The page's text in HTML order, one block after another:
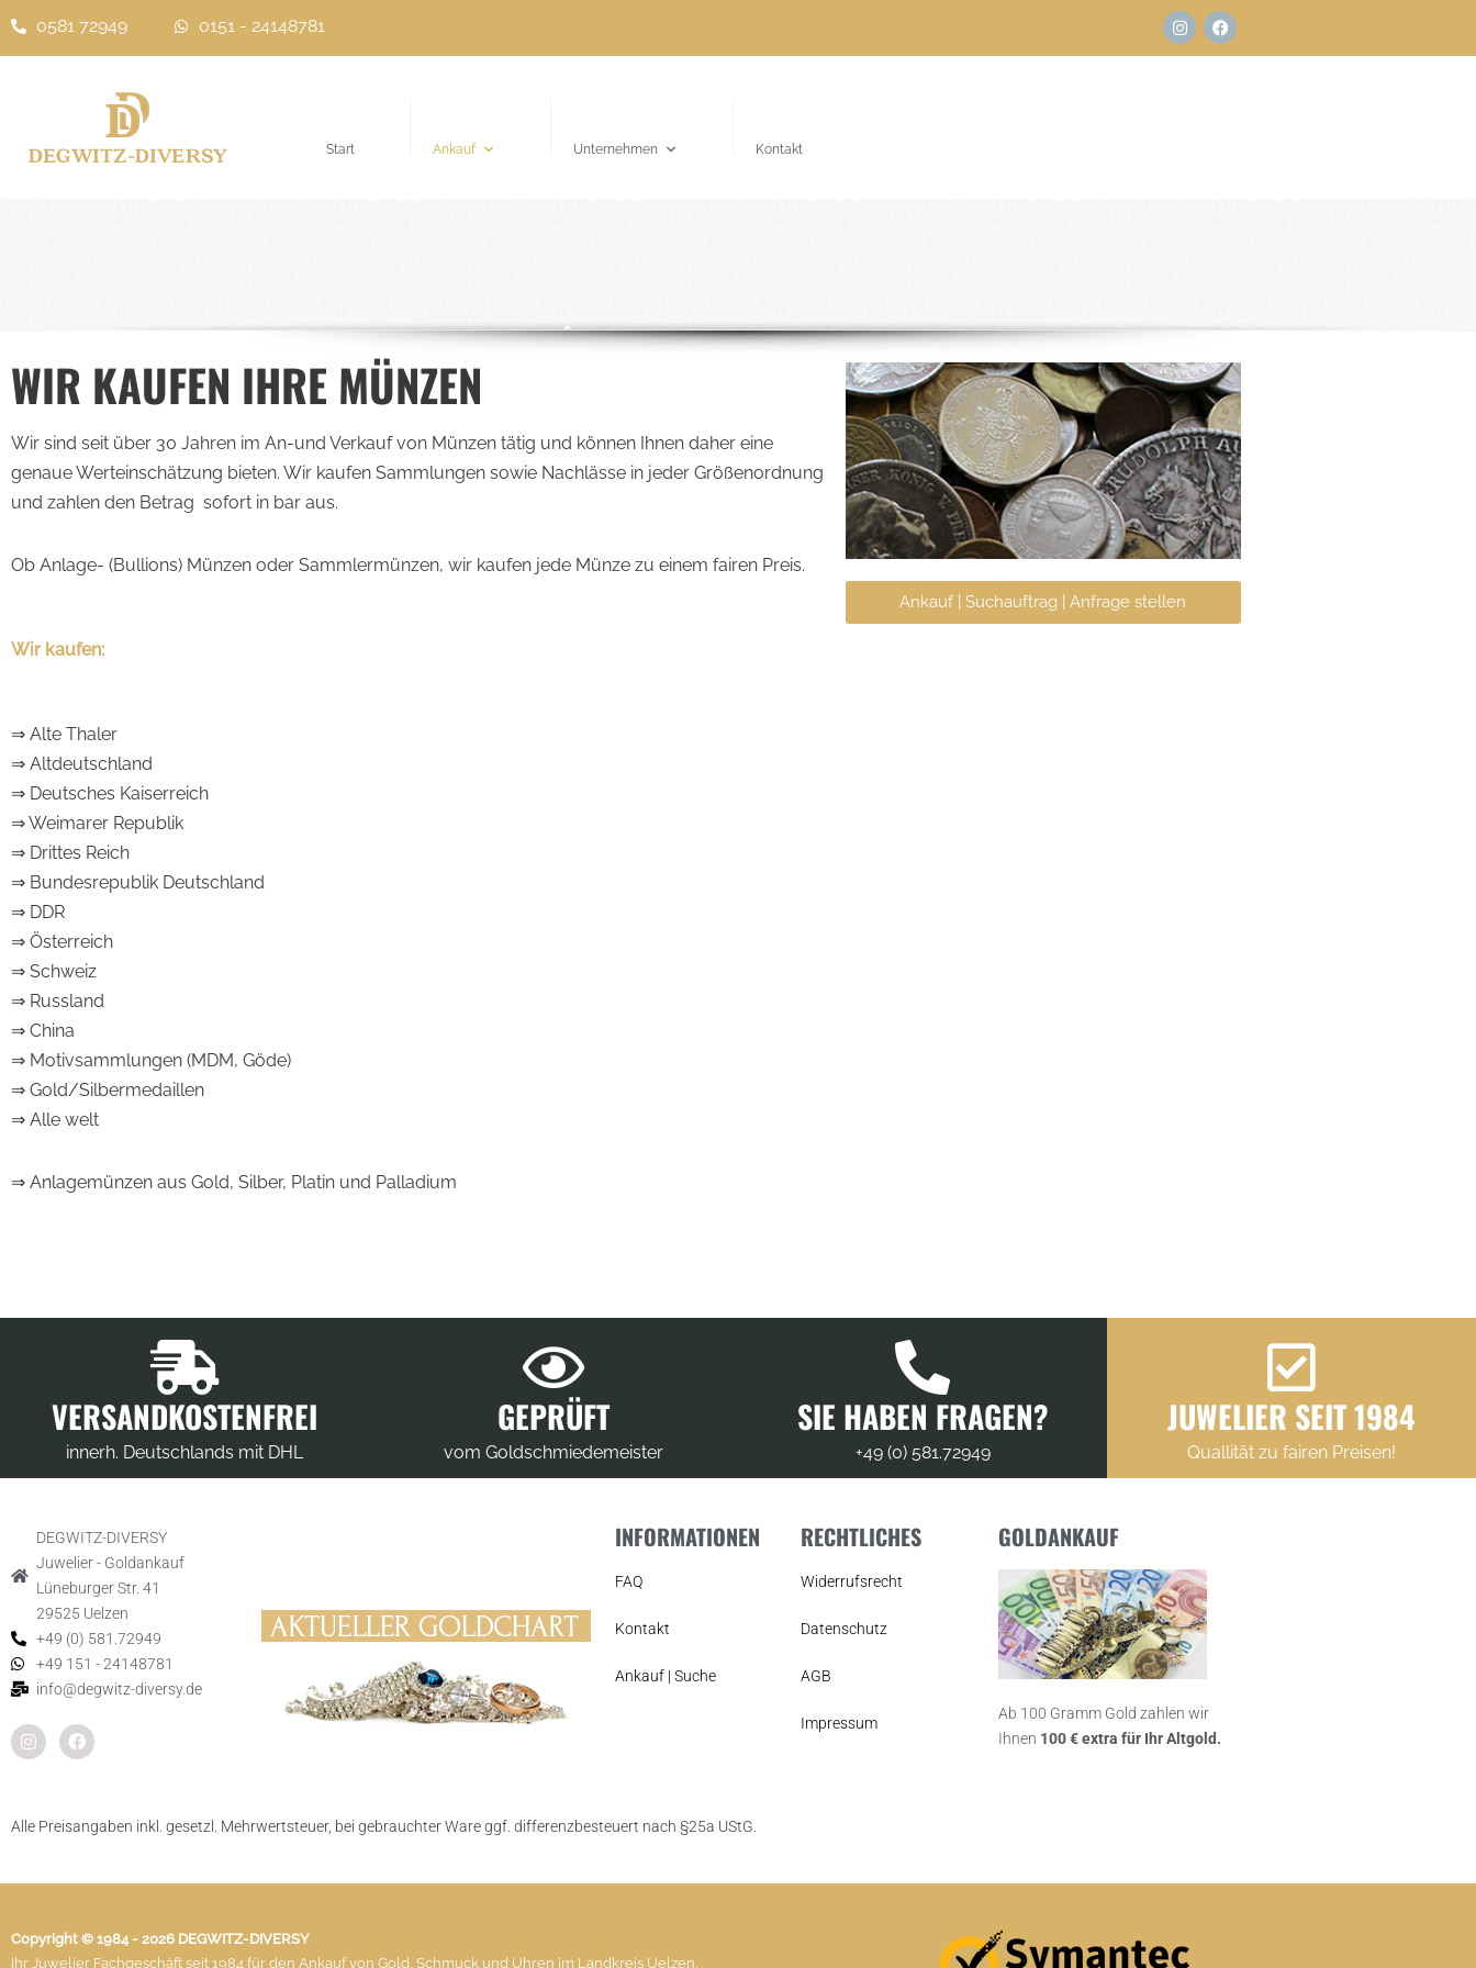
Zum
0581 72949 0151 - 24148781
Start Ankauf Unternehmen Kontakt
WIR KAUFEN IHRE MÜNZEN
Wir sind seit über 30 Jahren im An-und Verkauf von Münzen tätig und können Ihnen daher eine
genaue Werteinschätzung bieten. Wir kaufen Sammlungen sowie Nachlässe in jeder Größenordnung
und zahlen den Betrag sofort in bar aus.
Ob Anlage- (Bullions) Münzen oder Sammlermünzen, wir kaufen jede Münze zu einem fairen Preis.
Wir kaufen:
⇒ Alte Thaler
⇒ Altdeutschland
⇒ Deutsches Kaiserreich
⇒ Weimarer Republik
⇒ Drittes Reich
⇒ Bundesrepublik Deutschland
⇒ DDR
⇒ Österreich
⇒ Schweiz
⇒ Russland
⇒ China
⇒ Motivsammlungen (MDM, Göde)
⇒ Gold/Silbermedaillen
⇒ Alle welt
⇒ Anlagemünzen aus Gold, Silber, Platin und Palladium
Ankauf | Suchauftrag | Anfrage stellen
VERSANDKOSTENFREI
innerh. Deutschlands mit DHL
GEPRÜFT
vom Goldschmiedemeister
SIE HABEN FRAGEN?
+49 (0) 581.72949
JUWELIER SEIT 1984
Quallität zu fairen Preisen!
DEGWITZ-DIVERSY
Juwelier - Goldankauf
Lüneburger Str. 41
29525 Uelzen
+49 (0) 581.72949
+49 151 - 24148781
info@degwitz-diversy.de
INFORMATIONEN
FAQ
Kontakt
Ankauf | Suche
RECHTLICHES
Widerrufsrecht
Datenschutz
AGB
Impressum
GOLDANKAUF
Ab 100 Gramm Gold zahlen wir
Ihnen 100 € extra für Ihr Altgold.
Alle Preisangaben inkl. gesetzl. Mehrwertsteuer, bei gebrauchter Ware ggf. differenzbesteuert nach §25a UStG.
Copyright © 1984 - 2026 DEGWITZ-DIVERSY
Ihr Juwelier Fachgeschäft seit 1984 für den Ankauf von Gold, Schmuck und Uhren im Landkreis Uelzen,